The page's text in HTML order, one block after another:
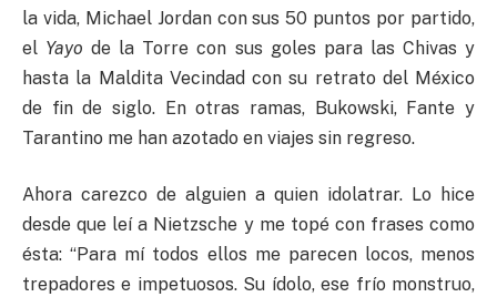
la vida, Michael Jordan con sus 50 puntos por partido,
el Yayo de la Torre con sus goles para las Chivas y
hasta la Maldita Vecindad con su retrato del México
de fin de siglo. En otras ramas, Bukowski, Fante y
Tarantino me han azotado en viajes sin regreso.
Ahora carezco de alguien a quien idolatrar. Lo hice
desde que leí a Nietzsche y me topé con frases como
ésta: “Para mí todos ellos me parecen locos, menos
trepadores e impetuosos. Su ídolo, ese frío monstruo,